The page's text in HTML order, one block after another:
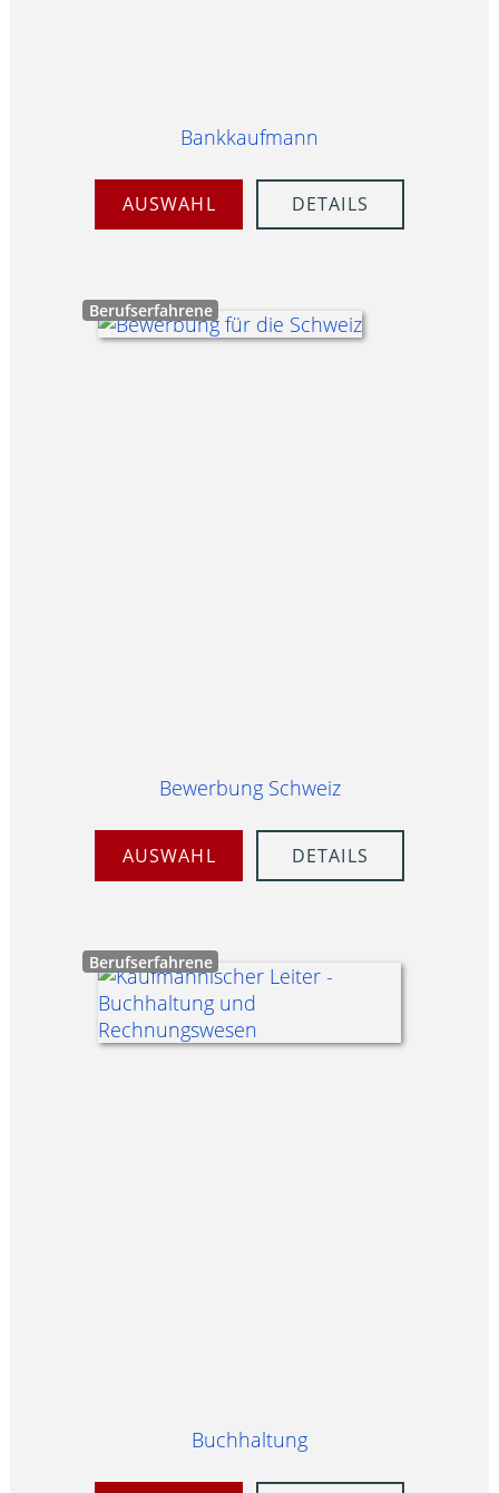
Bankkaufmann
AUSWAHL DETAILS
Berufserfahrene
Bewerbung Schweiz
AUSWAHL DETAILS
Berufserfahrene
Buchhaltung